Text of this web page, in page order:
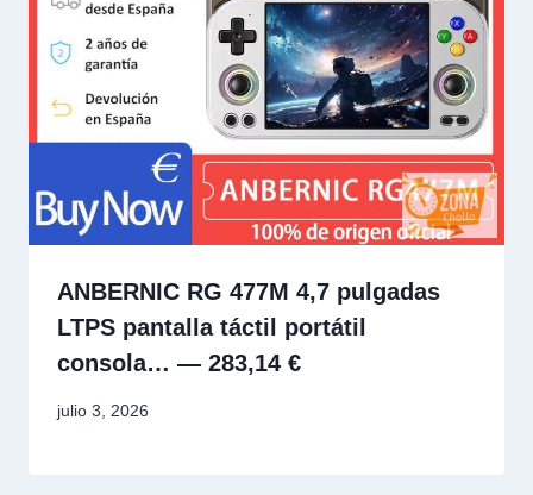
ANBERNIC RG 477M 4,7 pulgadas
LTPS pantalla táctil portátil
consola… — 283,14 €
julio 3, 2026